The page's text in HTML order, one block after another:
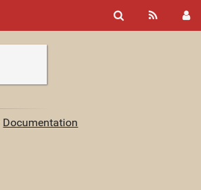
Documentation